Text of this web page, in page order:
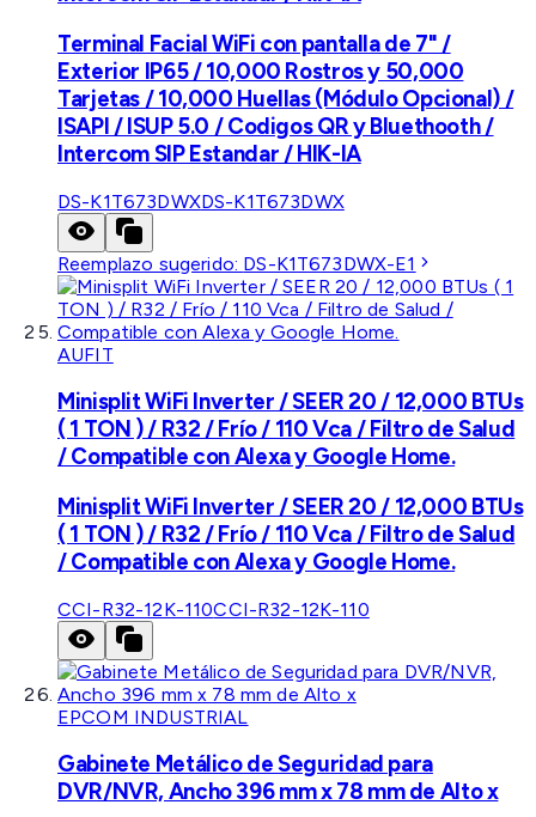
Terminal Facial WiFi con pantalla de 7" /
Exterior IP65 / 10,000 Rostros y 50,000
Tarjetas / 10,000 Huellas (Módulo Opcional) /
ISAPI / ISUP 5.0 / Codigos QR y Bluethooth /
Intercom SIP Estandar / HIK-IA
DS-K1T673DWXDS-K1T673DWX
Reemplazo sugerido: DS-K1T673DWX-E1
AUFIT
Minisplit WiFi Inverter / SEER 20 / 12,000 BTUs
( 1 TON ) / R32 / Frío / 110 Vca / Filtro de Salud
/ Compatible con Alexa y Google Home.
Minisplit WiFi Inverter / SEER 20 / 12,000 BTUs
( 1 TON ) / R32 / Frío / 110 Vca / Filtro de Salud
/ Compatible con Alexa y Google Home.
CCI-R32-12K-110CCI-R32-12K-110
EPCOM INDUSTRIAL
Gabinete Metálico de Seguridad para
DVR/NVR, Ancho 396 mm x 78 mm de Alto x